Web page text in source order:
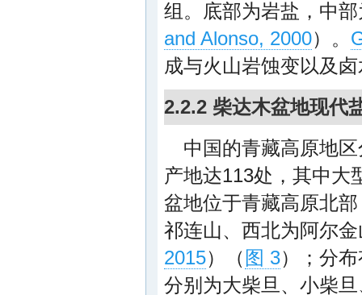
组。底部为岩盐，中
and Alonso, 2000）。
成与火山岩蚀变以及
2.2.2 柴达木盆地现代
中国的青藏高原地
产地达113处，其中大
盆地位于青藏高原北
祁连山、西北为阿尔
2015）（ 图 3）；分
分别为大柴旦、小柴